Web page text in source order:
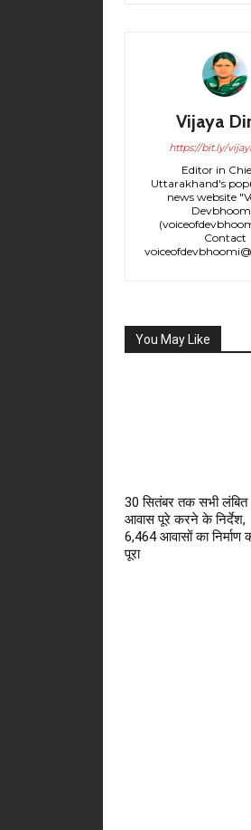
Vijaya
https://bit.ly/
Editor in
Uttarakhand's
news website
Contact
You May Like
30 सितंबर तक सभी लंबित
आवास पूरे करने के निर्देश,
6,464 आवासों का निर्माण
पूरा